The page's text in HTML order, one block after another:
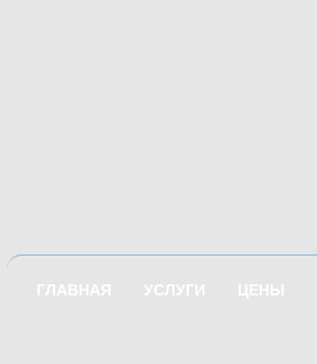
ГЛАВНАЯ УСЛУГИ ЦЕНЫ